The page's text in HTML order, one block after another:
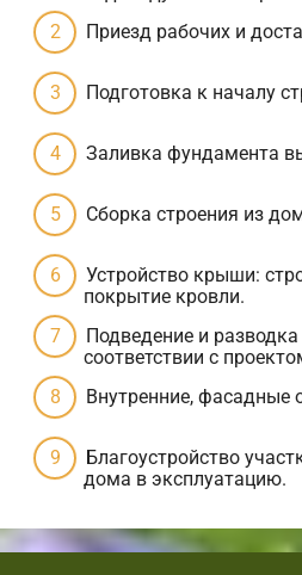
Приезд рабочих и
Подготовка к началу
Заливка фундамента
Сборка строения из
Устройство крыши:
покрытие кровли.
Подведение и
соответствии с
Внутренние, фасадные
Благоустройство
дома в эксплуатацию.